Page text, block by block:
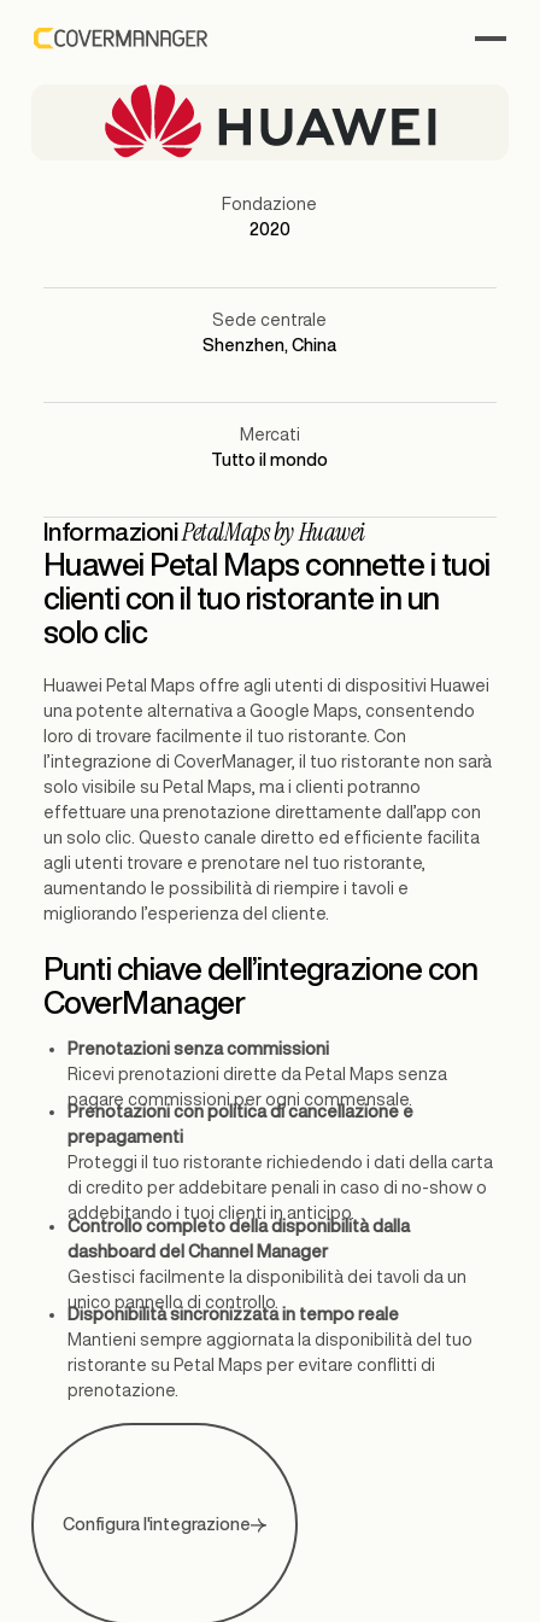
Fondazione
2020
Sede centrale
Shenzhen, China
Mercati
Tutto il mondo
InformazioniPetalMaps by Huawei
Huawei Petal Maps connette i tuoi
clienti con il tuo ristorante in un
solo clic
Huawei Petal Maps offre agli utenti di dispositivi Huawei
una potente alternativa a Google Maps, consentendo
loro di trovare facilmente il tuo ristorante. Con
l’integrazione di CoverManager, il tuo ristorante non sarà
solo visibile su Petal Maps, ma i clienti potranno
effettuare una prenotazione direttamente dall’app con
un solo clic. Questo canale diretto ed efficiente facilita
agli utenti trovare e prenotare nel tuo ristorante,
aumentando le possibilità di riempire i tavoli e
migliorando l’esperienza del cliente.
Punti chiave dell’integrazione con
CoverManager
Prenotazioni senza commissioni
Ricevi prenotazioni dirette da Petal Maps senza
pagare commissioni per ogni commensale.
Prenotazioni con politica di cancellazione e
prepagamenti
Proteggi il tuo ristorante richiedendo i dati della carta
di credito per addebitare penali in caso di no-show o
addebitando i tuoi clienti in anticipo.
Controllo completo della disponibilità dalla
dashboard del Channel Manager
Gestisci facilmente la disponibilità dei tavoli da un
unico pannello di controllo.
Disponibilità sincronizzata in tempo reale
Mantieni sempre aggiornata la disponibilità del tuo
ristorante su Petal Maps per evitare conflitti di
prenotazione.
Configura l'integrazione